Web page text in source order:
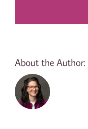
About the Author: